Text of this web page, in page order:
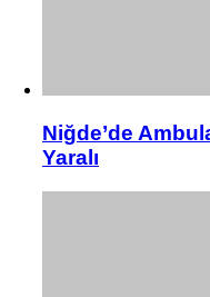
Niğde’de
Yaralı